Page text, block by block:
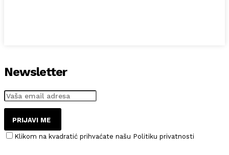
Newsletter
PRIJAVI ME
Klikom na kvadratić prihvaćate našu Politiku privatnosti